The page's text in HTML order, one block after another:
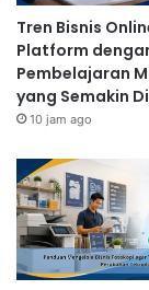
Tren Bisnis
Platform
Pembelajaran
yang Semakin
10 jam ago